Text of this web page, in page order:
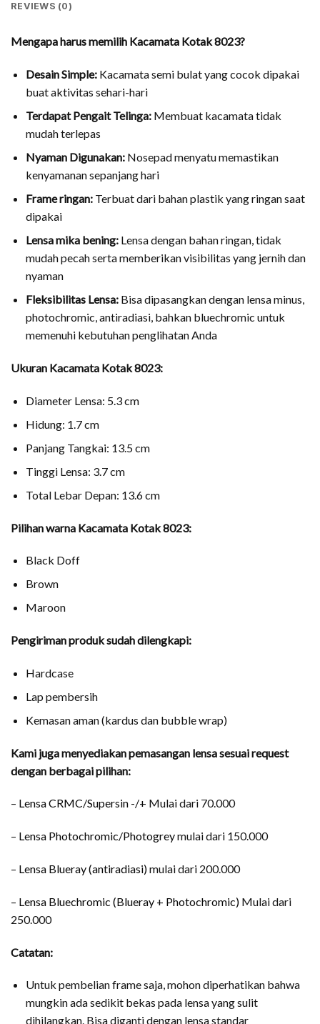
REVIEWS (0)
Mengapa harus memilih Kacamata Kotak 8023?
Desain Simple:Kacamata semi bulat yang cocok dipakai
buat aktivitas sehari-hari
Terdapat Pengait Telinga:Membuat kacamata tidak
mudah terlepas
Nyaman Digunakan:Nosepad menyatu memastikan
kenyamanan sepanjang hari
Frame ringan:Terbuat dari bahan plastik yang ringan saat
dipakai
Lensa mika bening:Lensa dengan bahan ringan, tidak
mudah pecah serta memberikan visibilitas yang jernih dan
nyaman
Fleksibilitas Lensa:Bisa dipasangkan dengan lensa minus,
photochromic, antiradiasi, bahkan bluechromic untuk
memenuhi kebutuhan penglihatan Anda
Ukuran Kacamata Kotak 8023:
Diameter Lensa: 5.3 cm
Hidung: 1.7 cm
Panjang Tangkai: 13.5 cm
Tinggi Lensa: 3.7 cm
Total Lebar Depan: 13.6 cm
Pilihan warna Kacamata Kotak 8023:
Black Doff
Brown
Maroon
Pengiriman produk sudah dilengkapi:
Hardcase
Lap pembersih
Kemasan aman (kardus dan bubble wrap)
Kami juga menyediakan pemasangan lensa sesuai request
dengan berbagai pilihan:
– Lensa CRMC/Supersin -/+ Mulai dari 70.000
– Lensa Photochromic/Photogreymulai dari 150.000
– Lensa Blueray (antiradiasi)mulai dari 200.000
– Lensa Bluechromic (Blueray + Photochromic) Mulai dari
250.000
Catatan:
Untuk pembelian frame saja, mohon diperhatikan bahwa
mungkin ada sedikit bekas pada lensa yang sulit
dihilangkan. Bisa diganti dengan lensa standar